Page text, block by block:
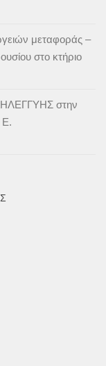
μεταφοράς –
στο κτήριο
στην
Ε.